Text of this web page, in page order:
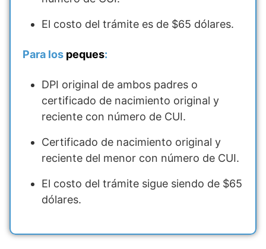
El costo del trámite es de $65 dólares.
Para los peques:
DPI original de ambos padres o
certificado de nacimiento original y
reciente con número de CUI.
Certificado de nacimiento original y
reciente del menor con número de CUI.
El costo del trámite sigue siendo de $65
dólares.